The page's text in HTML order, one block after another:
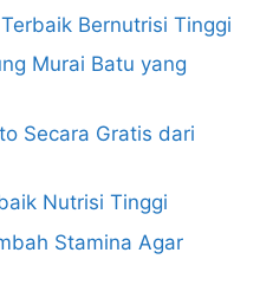
Bernutrisi Tinggi
Murai Batu yang
Secara Gratis dari
Nutrisi Tinggi
Stamina Agar